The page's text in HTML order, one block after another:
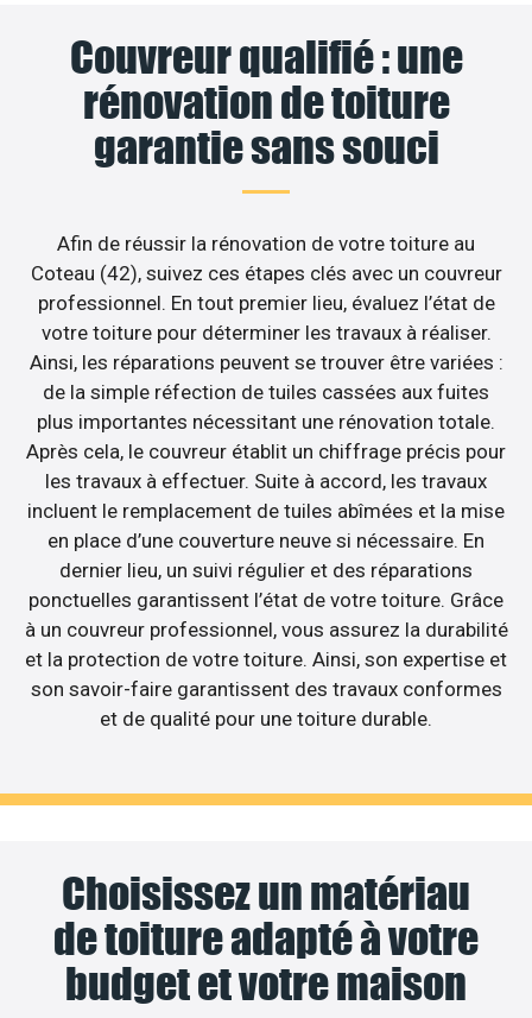
Couvreur qualifié : une
rénovation de toiture
garantie sans souci
Afin de réussir la rénovation de votre toiture au
Coteau (42), suivez ces étapes clés avec un couvreur
professionnel. En tout premier lieu, évaluez l’état de
votre toiture pour déterminer les travaux à réaliser.
Ainsi, les réparations peuvent se trouver être variées :
de la simple réfection de tuiles cassées aux fuites
plus importantes nécessitant une rénovation totale.
Après cela, le couvreur établit un chiffrage précis pour
les travaux à effectuer. Suite à accord, les travaux
incluent le remplacement de tuiles abîmées et la mise
en place d’une couverture neuve si nécessaire. En
dernier lieu, un suivi régulier et des réparations
ponctuelles garantissent l’état de votre toiture. Grâce
à un couvreur professionnel, vous assurez la durabilité
et la protection de votre toiture. Ainsi, son expertise et
son savoir-faire garantissent des travaux conformes
et de qualité pour une toiture durable.
Choisissez un matériau
de toiture adapté à votre
budget et votre maison